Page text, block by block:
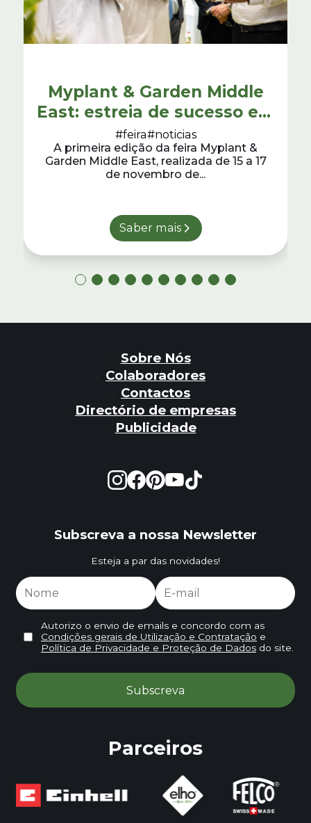
Myplant & Garden Middle
East: estreia de sucesso em
Dubai
#feira#noticias
A primeira edição da feira Myplant &
Garden Middle East, realizada de 15 a 17
de novembro de...
Saber mais
Sobre Nós
Colaboradores
Contactos
Directório de empresas
Publicidade
Subscreva a nossa Newsletter
Esteja a par das novidades!
Autorizo o envio de emails e concordo com as
Condições gerais de Utilização e Contratação e
Política de Privacidade e Proteção de Dadosdo site.
Parceiros